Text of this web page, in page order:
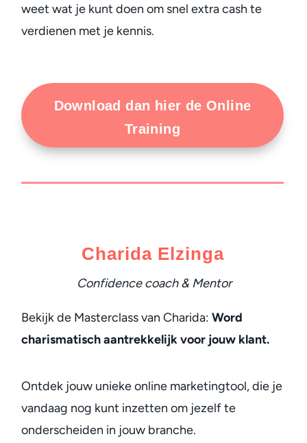
weet wat je kunt doen om snel extra cash te
verdienen met je kennis.
Download dan hier de Online
Training
Charida Elzinga
Confidence coach & Mentor
Bekijk de Masterclass van Charida: Word
charismatisch aantrekkelijk voor jouw klant.
Ontdek jouw unieke online marketingtool, die je
vandaag nog kunt inzetten om jezelf te
onderscheiden in jouw branche.